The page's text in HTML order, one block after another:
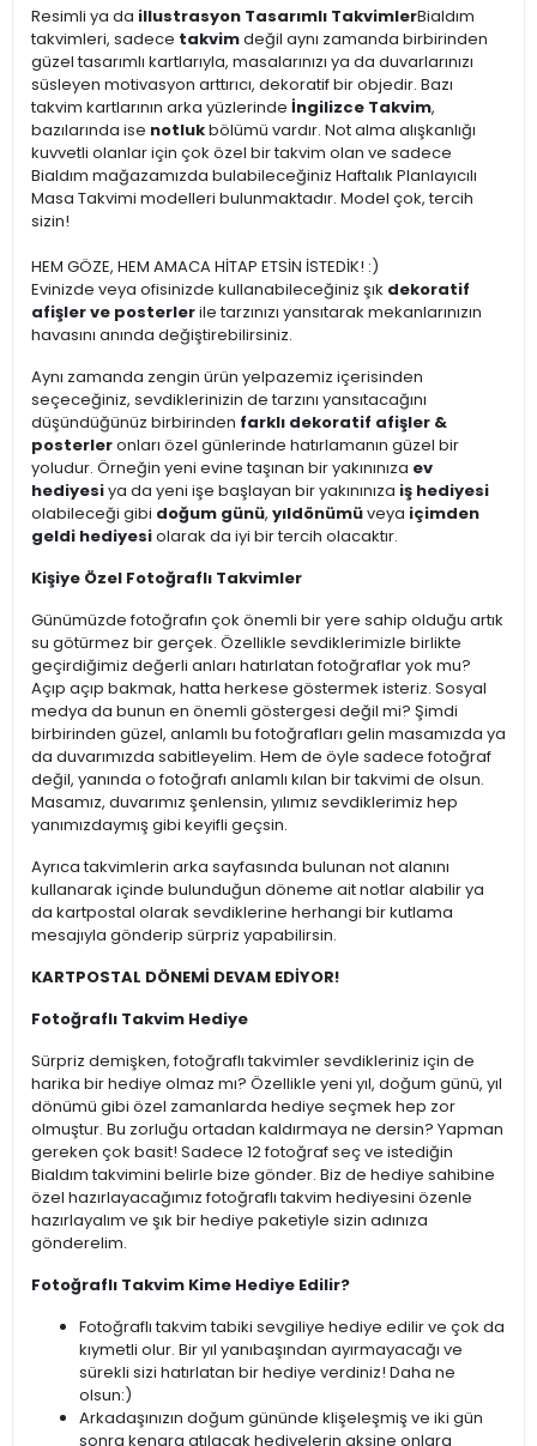
Resimli ya da illustrasyon Tasarımlı TakvimlerBialdım
takvimleri, sadece takvimdeğil aynı zamanda birbirinden
güzel tasarımlı kartlarıyla, masalarınızı ya da duvarlarınızı
süsleyen motivasyon arttırıcı, dekoratif bir objedir. Bazı
takvim kartlarının arka yüzlerinde İngilizce Takvim,
bazılarında ise notlukbölümü vardır. Not alma alışkanlığı
kuvvetli olanlar için çok özel bir takvim olan ve sadece
Bialdım mağazamızda bulabileceğiniz Haftalık Planlayıcılı
Masa Takvimi modelleri bulunmaktadır. Model çok, tercih
sizin!
HEM GÖZE, HEM AMACA HİTAP ETSİN İSTEDİK! :)
Evinizde veya ofisinizde kullanabileceğiniz şık dekoratif
afişler ve posterlerile tarzınızı yansıtarak mekanlarınızın
havasını anında değiştirebilirsiniz.
Aynı zamanda zengin ürün yelpazemiz içerisinden
seçeceğiniz, sevdiklerinizin de tarzını yansıtacağını
düşündüğünüz birbirinden farklı dekoratif afişler &
posterleronları özel günlerinde hatırlamanın güzel bir
yoludur. Örneğin yeni evine taşınan bir yakınınıza ev
hediyesiya da yeni işe başlayan bir yakınınıza iş hediyesi
olabileceği gibi doğum günü, yıldönümüveya içimden
geldi hediyesiolarak da iyi bir tercih olacaktır.
Kişiye Özel Fotoğraflı Takvimler
Günümüzde fotoğrafın çok önemli bir yere sahip olduğu artık
su götürmez bir gerçek. Özellikle sevdiklerimizle birlikte
geçirdiğimiz değerli anları hatırlatan fotoğraflar yok mu?
Açıp açıp bakmak, hatta herkese göstermek isteriz. Sosyal
medya da bunun en önemli göstergesi değil mi? Şimdi
birbirinden güzel, anlamlı bu fotoğrafları gelin masamızda ya
da duvarımızda sabitleyelim. Hem de öyle sadece fotoğraf
değil, yanında o fotoğrafı anlamlı kılan bir takvimi de olsun.
Masamız, duvarımız şenlensin, yılımız sevdiklerimiz hep
yanımızdaymış gibi keyifli geçsin.
Ayrıca takvimlerin arka sayfasında bulunan not alanını
kullanarak içinde bulunduğun döneme ait notlar alabilir ya
da kartpostal olarak sevdiklerine herhangi bir kutlama
mesajıyla gönderip sürpriz yapabilirsin.
KARTPOSTAL DÖNEMİ DEVAM EDİYOR!
Fotoğraflı Takvim Hediye
Sürpriz demişken, fotoğraflı takvimler sevdikleriniz için de
harika bir hediye olmaz mı? Özellikle yeni yıl, doğum günü, yıl
dönümü gibi özel zamanlarda hediye seçmek hep zor
olmuştur. Bu zorluğu ortadan kaldırmaya ne dersin? Yapman
gereken çok basit! Sadece 12 fotoğraf seç ve istediğin
Bialdım takvimini belirle bize gönder. Biz de hediye sahibine
özel hazırlayacağımız fotoğraflı takvim hediyesini özenle
hazırlayalım ve şık bir hediye paketiyle sizin adınıza
gönderelim.
Fotoğraflı Takvim Kime Hediye Edilir?
Fotoğraflı takvim tabiki sevgiliye hediye edilir ve çok da
kıymetli olur. Bir yıl yanıbaşından ayırmayacağı ve
sürekli sizi hatırlatan bir hediye verdiniz! Daha ne
olsun:)
Arkadaşınızın doğum gününde klişeleşmiş ve iki gün
sonra kenara atılacak hediyelerin aksine onlara